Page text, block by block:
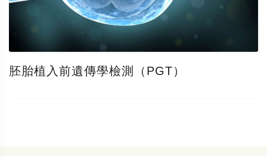
胚胎植入前遺傳學檢測（PGT）